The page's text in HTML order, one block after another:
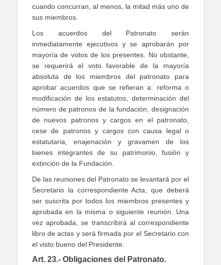
cuando concurran, al menos, la mitad más uno de
sus miembros.
Los acuerdos del Patronato serán
inmediatamente ejecutivos y se aprobarán por
mayoría de votos de los presentes. No obstante,
se requerirá el voto favorable de la mayoría
absoluta de los miembros del patronato para
aprobar acuerdos que se refieran a: reforma o
modificación de los estatutos, determinación del
número de patronos de la fundación, designación
de nuevos patronos y cargos en el patronato,
cese de patronos y cargos con causa legal o
estatutaria, enajenación y gravamen de los
bienes integrantes de su patrimonio, fusión y
extinción de la Fundación.
De las reuniones del Patronato se levantará por el
Secretario la correspondiente Acta, que deberá
ser suscrita por todos los miembros presentes y
aprobada en la misma o siguiente reunión. Una
vez aprobada, se transcribirá al correspondiente
libro de actas y será firmada por el Secretario con
el visto bueno del Presidente.
Art. 23.- Obligaciones del Patronato.